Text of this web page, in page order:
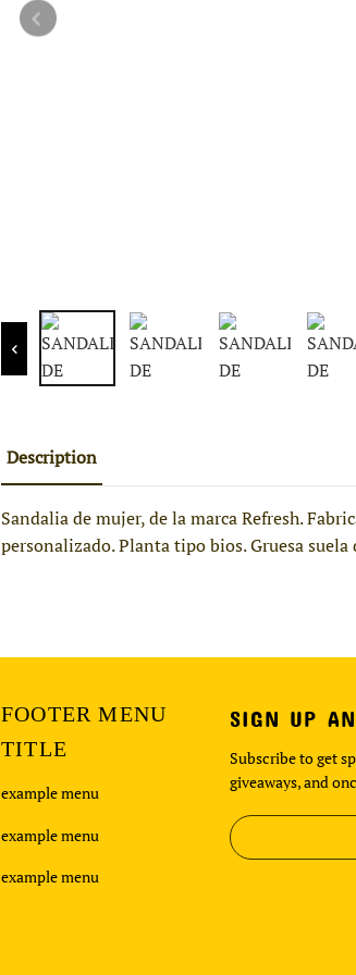
Description
Sandalia de mujer, de la marca Refresh.
personalizado. Planta tipo bios. Gruesa
FOOTER MENU
TITLE
example menu
example menu
example menu
SIGN UP
Subscribe to get
giveaways, and